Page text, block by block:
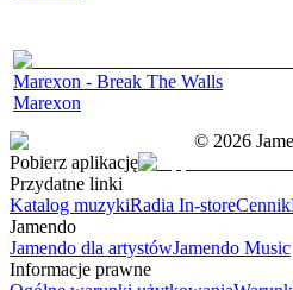
Marexon - Break The Walls
Marexon
© 2026
Pobierz aplikację
Przydatne linki
Katalog muzykiRadia In-storeCennik
Jamendo
Jamendo dla artystówJamendo Music
Informacje prawne